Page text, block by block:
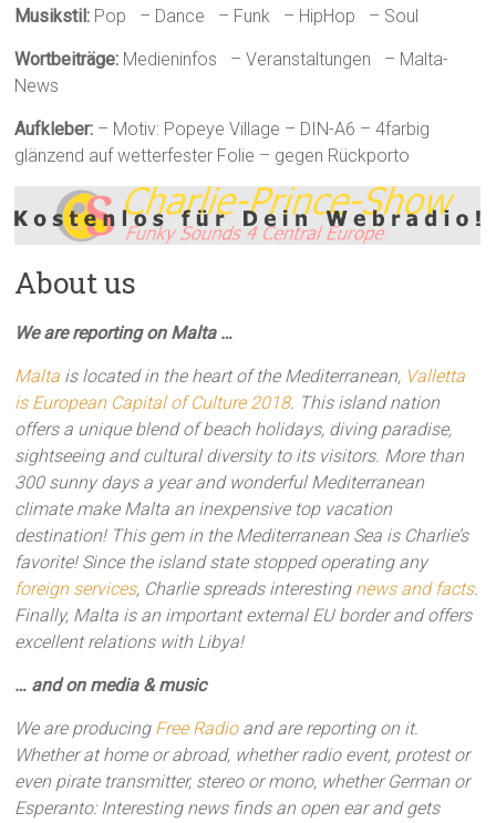
Musikstil: Pop – Dance – Funk – HipHop – Soul
Wortbeiträge: Medieninfos – Veranstaltungen – Malta-
News
Aufkleber: – Motiv: Popeye Village – DIN-A6 – 4farbig
glänzend auf wetterfester Folie – gegen Rückporto
About us
We are reporting on Malta …
Malta is located in the heart of the Mediterranean, Valletta
is European Capital of Culture 2018. This island nation
offers a unique blend of beach holidays, diving paradise,
sightseeing and cultural diversity to its visitors. More than
300 sunny days a year and wonderful Mediterranean
climate make Malta an inexpensive top vacation
destination! This gem in the Mediterranean Sea is Charlie’s
favorite! Since the island state stopped operating any
foreign services, Charlie spreads interesting news and facts.
Finally, Malta is an important external EU border and offers
excellent relations with Libya!
… and on media & music
We are producing Free Radioand are reporting on it.
Whether at home or abroad, whether radio event, protest or
even pirate transmitter, stereo or mono, whether German or
Esperanto: Interesting news finds an open ear and gets